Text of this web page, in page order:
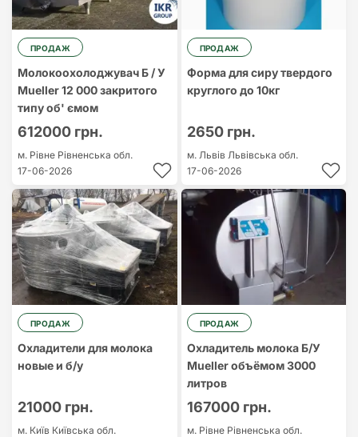
ПРОДАЖ
Молокоохолоджувач Б / У
Mueller 12 000 закритого
типу об' ємом
612000 грн.
м. Рівне Рівненська обл.
17-06-2026
ПРОДАЖ
Форма для сиру твердого
круглого до 10кг
2650 грн.
м. Львів Львівська обл.
17-06-2026
ПРОДАЖ
Охладители для молока
новые и б/у
21000 грн.
м. Київ Київська обл.
ПРОДАЖ
Охладитель молока Б/У
Mueller объёмом 3000
литров
167000 грн.
м. Рівне Рівненська обл.